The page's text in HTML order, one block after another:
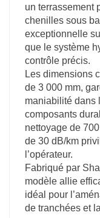
un terrassement
chenilles sous
exceptionnelle
que le système
contrôle précis.
Les dimensions
de 3 000 mm,
maniabilité dans
composants
nettoyage de
de 30 dB/km
l’opérateur.
Fabriqué par
modèle allie
idéal pour
de tranchées et